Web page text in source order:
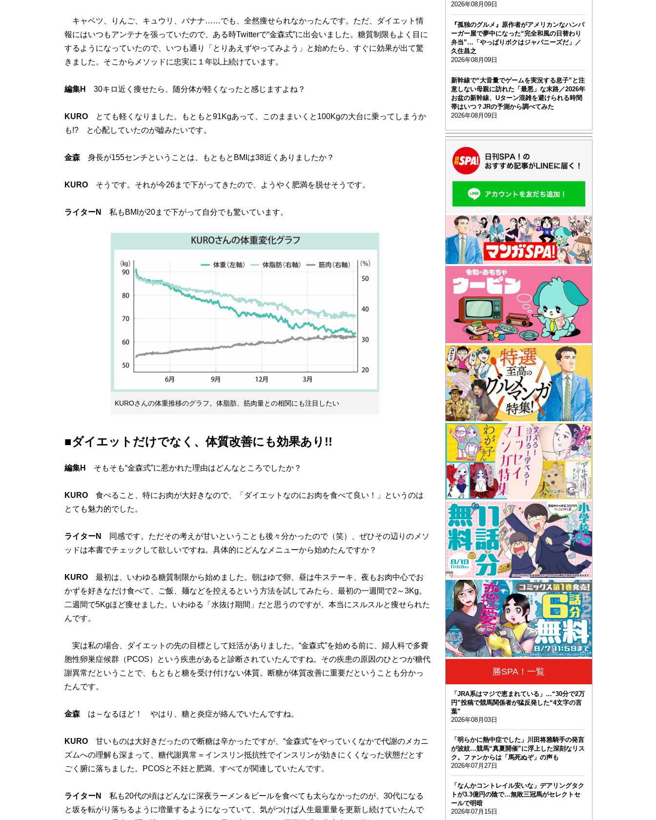
キャベツ、りんご、キュウリ、バナナ……でも、全然痩せられなかったんです。ただ、ダイエット情
報にはいつもアンテナを張っていたので、ある時Twitterで“金森式”に出会いました。糖質制限もよく目に
するようになっていたので、いつも通り「とりあえずやってみよう」と始めたら、すぐに効果が出て驚
きました。そこからメソッドに忠実に１年以上続けています。
編集H 30キロ近く痩せたら、随分体が軽くなったと感じますよね？
KUROとても軽くなりました。もともと91Kgあって、このままいくと100Kgの大台に乗ってしまうか
も!? と心配していたのが嘘みたいです。
金森身長が155センチということは、もともとBMIは38近くありましたか？
KUROそうです。それが今26まで下がってきたので、ようやく肥満を脱せそうです。
ライターN 私もBMIが20まで下がって自分でも驚いています。
KUROさんの体重推移のグラフ。体脂肪、筋肉量との相関にも注目したい
■ダイエットだけでなく、体質改善にも効果あり!!
編集H そもそも“金森式”に惹かれた理由はどんなところでしたか？
KURO食べること、特にお肉が大好きなので、「ダイエットなのにお肉を食べて良い！」というのは
とても魅力的でした。
ライターN
同感です。ただその考えが甘いということも後々分かったので（笑）、ぜひその辺りのメソ
ッドは本書でチェックして欲しいですね。具体的にどんなメニューから始めたんですか？
KURO最初は、いわゆる糖質制限から始めました。朝はゆで卵、昼は牛ステーキ、夜もお肉中心でお
かずを好きなだけ食べて、ご飯、麺などを控えるという方法を試してみたら、最初の一週間で2～3Kg。
二週間で5Kgほど痩せました。いわゆる「水抜け期間」だと思うのですが、本当にスルスルと痩せられた
んです。
実は私の場合、ダイエットの先の目標として妊活がありました。“金森式”を始める前に、婦人科で多嚢
胞性卵巣症候群（PCOS）という疾患があると診断されていたんですね。その疾患の原因のひとつが糖代
謝異常だということで、もともと糖を受け付けない体質。断糖が体質改善に重要だということも分かっ
たんです。
金森は～なるほど！ やはり、糖と炎症が絡んでいたんですね。
KURO甘いものは大好きだったので断糖は辛かったですが、“金森式”をやっていくなかで代謝のメカニ
ズムへの理解も深まって、糖代謝異常＝インスリン抵抗性でインスリンが効きにくくなった状態だとす
ごく腑に落ちました。PCOSと不妊と肥満、すべてが関連していたんです。
ライターN
私も20代の頃はどんなに深夜ラーメン＆ビールを食べても太らなかったのが、30代になる
と坂を転がり落ちるように増量するようになっていて、気がつけば人生最重量を更新し続けていたんで
2026年08月09日
『孤独のグルメ』原作者がアメリカンなハンバ
ーガー屋で夢中になった“完全和風の日替わり
弁当”…「やっぱりボクはジャパニーズだ」／
久住昌之
2026年08月09日
新幹線で“大音量でゲームを実況する息子”と注
意しない母親に訪れた「最悪」な末路／2026年
お盆の新幹線、Uターン混雑を避けられる時間
帯はいつ？JRの予測から調べてみた
2026年08月09日
勝SPA！一覧
「JRA系はマジで恵まれている」…“30分で2万
円”投稿で競馬関係者が猛反発した“4文字の言
葉”
2026年08月03日
「明らかに熱中症でした」川田将雅騎手の発言
が波紋…競馬“真夏開催”に浮上した深刻なリス
ク。ファンからは「馬死ぬぞ」の声も
2026年07月27日
「なんかコントレイル安いな」デアリングタク
トが3.3億円の陰で…無敗三冠馬がセレクトセ
ールで明暗
2026年07月15日